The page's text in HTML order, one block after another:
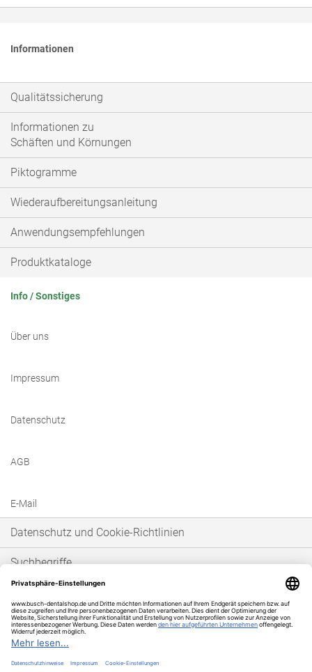
Informationen
Qualitätssicherung
Informationen zu
Schäften und Körnungen
Piktogramme
Wiederaufbereitungsanleitung
Anwendungsempfehlungen
Produktkataloge
Info / Sonstiges
Über uns
Impressum
Datenschutz
AGB
E-Mail
Datenschutz und Cookie-Richtlinien
Suchbegriffe
Bestellungen und Rücksendungen